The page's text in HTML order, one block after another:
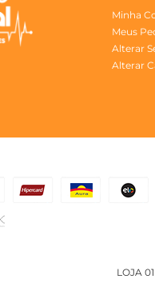
Minha
Meus
Alterar
Alterar
LOJA